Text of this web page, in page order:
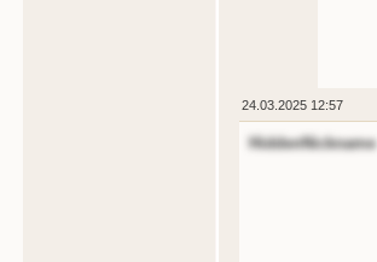
24.03.2025 12:57
HiddenNickname